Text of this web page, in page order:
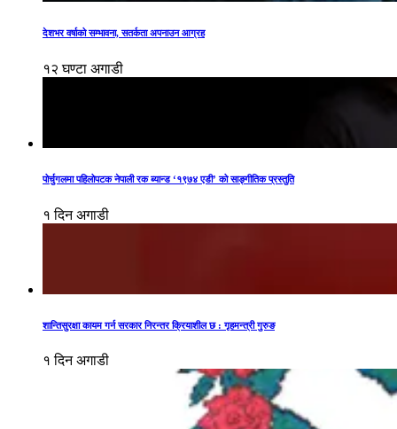
देशभर वर्षाको सम्भावना, सतर्कता अपनाउन आग्रह
१२ घण्टा अगाडी
पोर्चुगलमा पहिलोपटक नेपाली रक ब्यान्ड ‘१९७४ एडी’ को साङ्गीतिक प्रस्तुति
१ दिन अगाडी
शान्तिसुरक्षा कायम गर्न सरकार निरन्तर क्रियाशील छ : गृहमन्त्री गुरुङ
१ दिन अगाडी